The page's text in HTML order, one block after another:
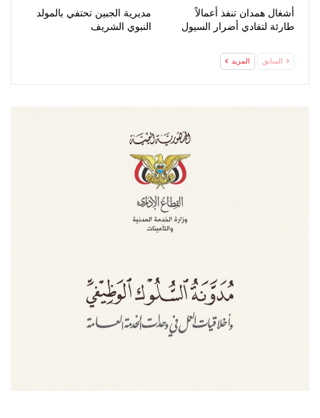
أشغال همدان تنفذ أعمالاً
طارئة لتفادي أضرار السيول
مديرية الجبين تحتفي بالمولد
النبوي الشريف
السابق المزيد